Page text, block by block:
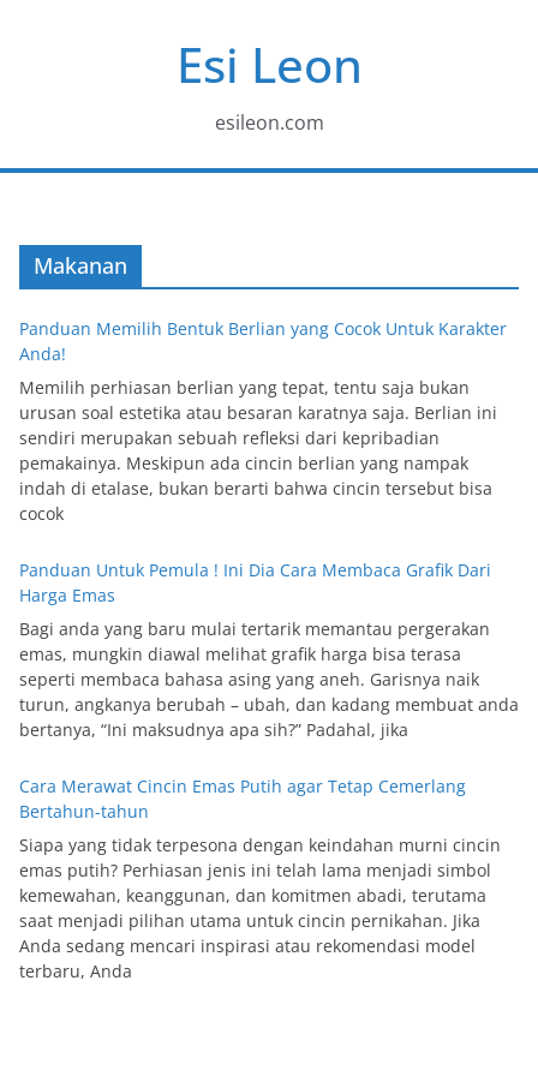
Esi Leon
esileon.com
Makanan
Panduan Memilih Bentuk Berlian yang Cocok Untuk Karakter
Anda!
Memilih perhiasan berlian yang tepat, tentu saja bukan
urusan soal estetika atau besaran karatnya saja. Berlian ini
sendiri merupakan sebuah refleksi dari kepribadian
pemakainya. Meskipun ada cincin berlian yang nampak
indah di etalase, bukan berarti bahwa cincin tersebut bisa
cocok
Panduan Untuk Pemula ! Ini Dia Cara Membaca Grafik Dari
Harga Emas
Bagi anda yang baru mulai tertarik memantau pergerakan
emas, mungkin diawal melihat grafik harga bisa terasa
seperti membaca bahasa asing yang aneh. Garisnya naik
turun, angkanya berubah – ubah, dan kadang membuat anda
bertanya, “Ini maksudnya apa sih?” Padahal, jika
Cara Merawat Cincin Emas Putih agar Tetap Cemerlang
Bertahun-tahun
Siapa yang tidak terpesona dengan keindahan murni cincin
emas putih? Perhiasan jenis ini telah lama menjadi simbol
kemewahan, keanggunan, dan komitmen abadi, terutama
saat menjadi pilihan utama untuk cincin pernikahan. Jika
Anda sedang mencari inspirasi atau rekomendasi model
terbaru, Anda